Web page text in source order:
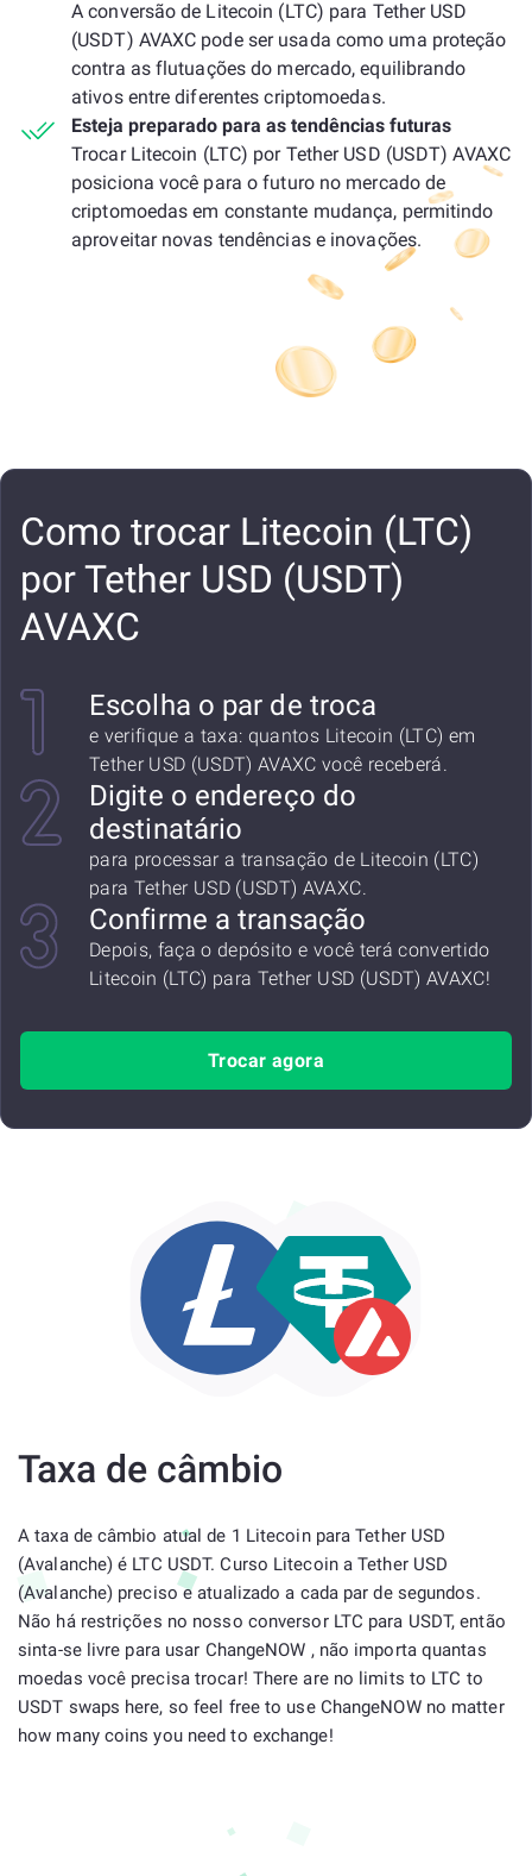
A conversão de Litecoin (LTC) para Tether USD
(USDT) AVAXC pode ser usada como uma proteção
contra as flutuações do mercado, equilibrando
ativos entre diferentes criptomoedas.
Esteja preparado para as tendências futuras
Trocar Litecoin (LTC) por Tether USD (USDT) AVAXC
posiciona você para o futuro no mercado de
criptomoedas em constante mudança, permitindo
aproveitar novas tendências e inovações.
Como trocar Litecoin (LTC)
por Tether USD (USDT)
AVAXC
Escolha o par de troca
e verifique a taxa: quantos Litecoin (LTC) em
Tether USD (USDT) AVAXC você receberá.
Digite o endereço do
destinatário
para processar a transação de Litecoin (LTC)
para Tether USD (USDT) AVAXC.
Confirme a transação
Depois, faça o depósito e você terá convertido
Litecoin (LTC) para Tether USD (USDT) AVAXC!
Trocar agora
Taxa de câmbio
A taxa de câmbio atual de 1 Litecoin para Tether USD
(Avalanche) é LTC USDT. Curso Litecoin a Tether USD
(Avalanche) preciso e atualizado a cada par de segundos.
Não há restrições no nosso conversor LTC para USDT, então
sinta-se livre para usar ChangeNOW , não importa quantas
moedas você precisa trocar! There are no limits to LTC to
USDT swaps here, so feel free to use ChangeNOW no matter
how many coins you need to exchange!